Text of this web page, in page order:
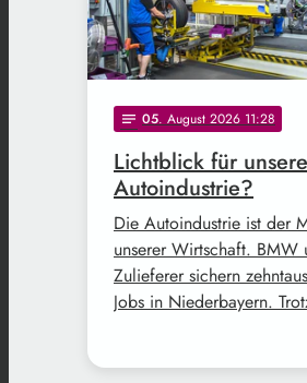
notes 05. August 2026 11:28
Lichtblick für unsere
Autoindustrie?
Die Autoindustrie ist der
unserer Wirtschaft. BMW
Zulieferer sichern
Jobs in Niederbayern.